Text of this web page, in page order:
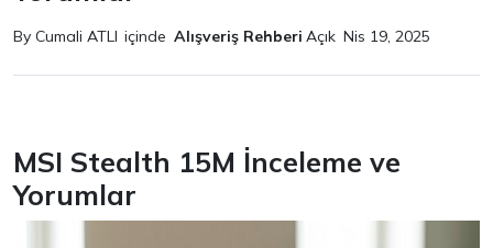
By Cumali ATLI içinde Alışveriş Rehberi Açık Nis 19, 2025
MSI Stealth 15M İnceleme ve
Yorumlar